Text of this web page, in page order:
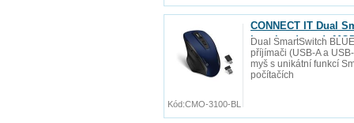
CONNECT IT Dual
baterie zdarma),
Dual SmartSwitch
příjímači (USB-A a
myš s unikátní funkcí
počítačích
Kód:CMO-3100-BL